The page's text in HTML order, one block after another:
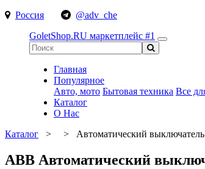
Россия
@adv_che
GoletShop.RU маркетплейс #1
Главная
Популярное
Авто, мото Бытовая техника Все
Каталог
О Нас
Каталог > > Автоматический
ABB Автоматический